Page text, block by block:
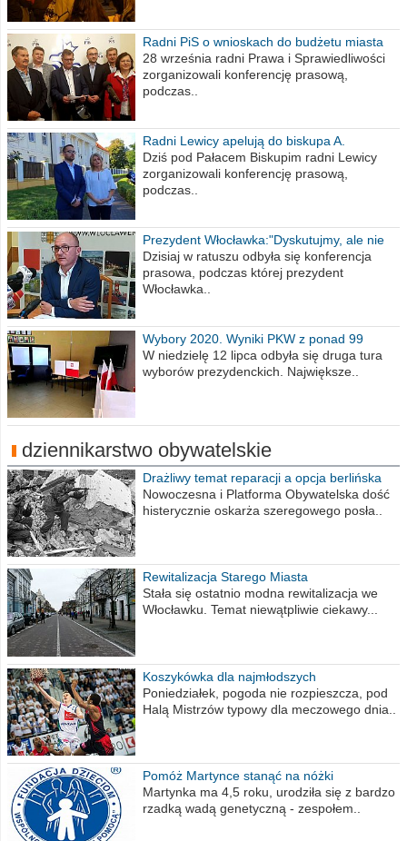
Radni PiS o wnioskach do budżetu miasta
na 2021 rok
28 września radni Prawa i Sprawiedliwości
zorganizowali konferencję prasową,
podczas..
Radni Lewicy apelują do biskupa A.
Wiesława Meringa
Dziś pod Pałacem Biskupim radni Lewicy
zorganizowali konferencję prasową,
podczas..
Prezydent Włocławka:"Dyskutujmy, ale nie
obrażajmy się”
Dzisiaj w ratuszu odbyła się konferencja
prasowa, podczas której prezydent
Włocławka..
Wybory 2020. Wyniki PKW z ponad 99
procent obwodów
W niedzielę 12 lipca odbyła się druga tura
wyborów prezydenckich. Największe..
dziennikarstwo obywatelskie
Drażliwy temat reparacji a opcja berlińska
Nowoczesna i Platforma Obywatelska dość
histerycznie oskarża szeregowego posła..
Rewitalizacja Starego Miasta
Stała się ostatnio modna rewitalizacja we
Włocławku. Temat niewątpliwie ciekawy...
Koszykówka dla najmłodszych
Poniedziałek, pogoda nie rozpieszcza, pod
Halą Mistrzów typowy dla meczowego dnia..
Pomóż Martynce stanąć na nóżki
Martynka ma 4,5 roku, urodziła się z bardzo
rzadką wadą genetyczną - zespołem..